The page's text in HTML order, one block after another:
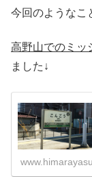
今回のようなこ
高野山でのミッ
ました↓